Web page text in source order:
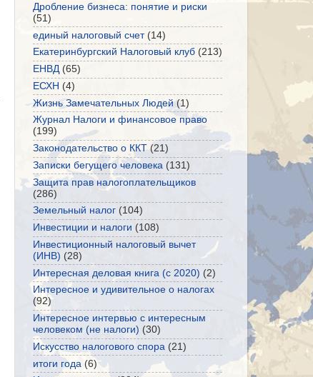
Дробление бизнеса: понятие и риски
(51)
единый налоговый счет (14)
Екатеринбургский Налоговый клуб (213)
ЕНВД (65)
ЕСХН (4)
Жизнь Замечательных Людей (1)
Журнал Налоги и финансовое право
(199)
Законодательство о ККТ (21)
Записки бегущего человека (131)
Защита прав налогоплательщиков
(286)
Земельный налог (104)
Инвестиции и налоги (108)
Инвестиционный налоговый вычет
(ИНВ) (28)
Интересная деловая книга (с 2020) (2)
Интересное и удивительное о налогах
(92)
Интересное интервью с интересным
человеком (не налоги) (30)
Искусство налогового спора (21)
итоги года (6)